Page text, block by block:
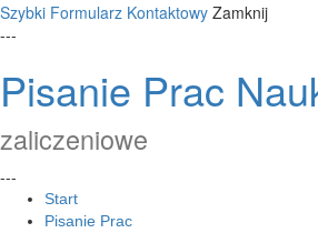
Szybki Formularz Kontaktowy Zamknij
---
Pisanie Prac
zaliczeniowe
---
Start
Pisanie Prac